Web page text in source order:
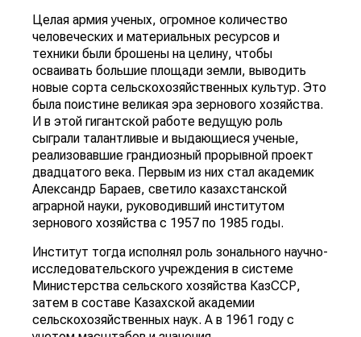
Целая армия ученых, огромное количество
человеческих и материальных ресурсов и
техники были брошены на целину, чтобы
осваивать большие площади земли, выводить
новые сорта сельскохозяйственных культур. Это
была поистине великая эра зернового хозяйства.
И в этой гигантской работе ведущую роль
сыграли талантливые и выдающиеся ученые,
реализовавшие грандиозный прорывной проект
двадцатого века. Первым из них стал академик
Александр Бараев, светило казахстанской
аграрной науки, руководивший институтом
зернового хозяйства с 1957 по 1985 годы.
Институт тогда исполнял роль зонального научно-
исследовательского учреждения в системе
Министерства сельского хозяйства КазССР,
затем в составе Казахской академии
сельскохозяйственных наук. А в 1961 году с